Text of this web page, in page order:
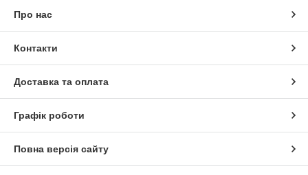
Про нас
Контакти
Доставка та оплата
Графік роботи
Повна версія сайту